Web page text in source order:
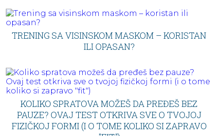
TRENING SA VISINSKOM MASKOM – KORISTAN
ILI OPASAN?
KOLIKO SPRATOVA MOŽEŠ DA PREĐEŠ BEZ
PAUZE? OVAJ TEST OTKRIVA SVE O TVOJOJ
FIZIČKOJ FORMI (I O TOME KOLIKO SI ZAPRAVO